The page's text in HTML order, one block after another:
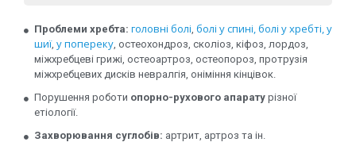
Проблеми хребта: головні болі болі у спині,болі у хребті,у
шиї, у попереку, остеохондроз, сколіоз, кіфоз, лордоз,
міжхребцеві грижі, остеоартроз, остеопороз, протрузія
міжхребцевих дисків невралгія, оніміння кінцівок.
Порушення роботи опорно-рухового апаратурізної
етіології.
Захворювання суглобів: артрит, артроз та ін.